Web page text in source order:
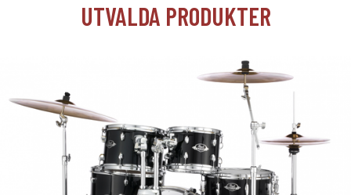
UTVALDA PRODUKTER